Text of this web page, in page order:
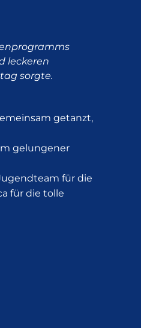
leckeren
sorgte.
getanzt,
gelungener
für die
für die tolle